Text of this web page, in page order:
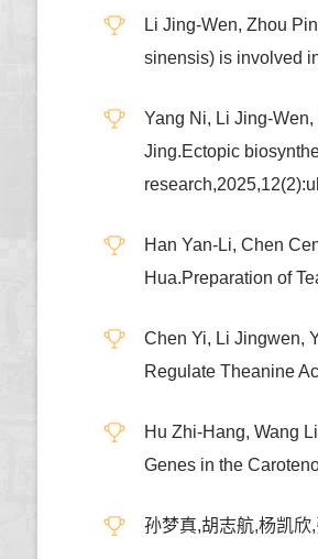
Li Jing-Wen, Zhou
sinensis) is involved
Yang Ni, Li Jing-
Jing.Ectopic
Han Yan-Li, Chen
Hua.Preparation of
Chen Yi, Li Jingwen,
Regulate Theanine
Hu Zhi-Hang, Wang
Genes in the
孙梦真,胡志航,杨凯